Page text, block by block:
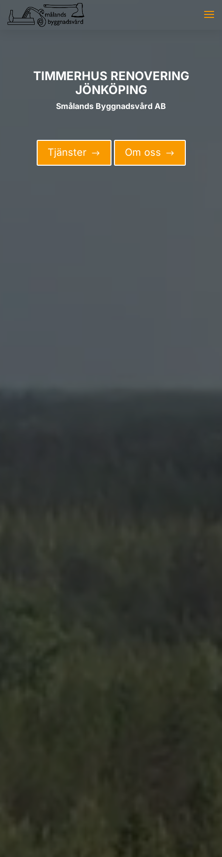
TIMMERHUS RENOVERING
JÖNKÖPING
Smålands Byggnadsvård AB
Tjänster $ Om oss $